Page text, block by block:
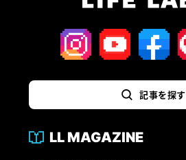
記事を探す
LL MAGAZINE